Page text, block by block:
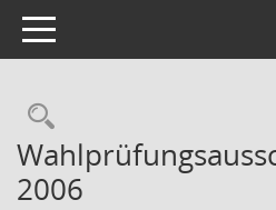
Toggle navigation
Rechercheauswahl
2006